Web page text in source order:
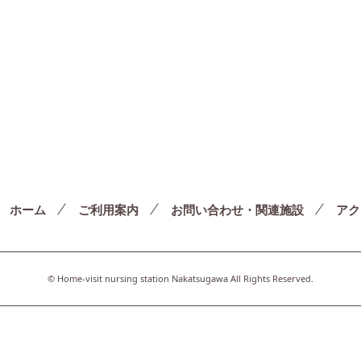
ホーム ご利用案内 お問い合わせ・関連施設 ア
© Home-visit nursing station Nakatsugawa All Rights Reserved.